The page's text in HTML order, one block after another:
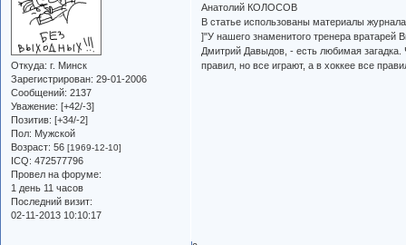
Откуда: г. Минск
Зарегистрирован: 29-01-2006
Сообщений: 2137
Уважение: [+42/-3]
Позитив: [+34/-2]
Пол: Мужской
Возраст: 56 [1969-12-10]
ICQ: 472577796
Провел на форуме:
1 день 11 часов
Последний визит:
02-11-2013 10:10:17
Анатолий КОЛОСОВ
В статье использованы материалы
]"У нашего знаменитого тренера
Дмитрий Давыдов, - есть любимая
правил, но все играют, а в хоккее все